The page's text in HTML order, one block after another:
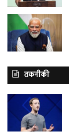
तकनीकी